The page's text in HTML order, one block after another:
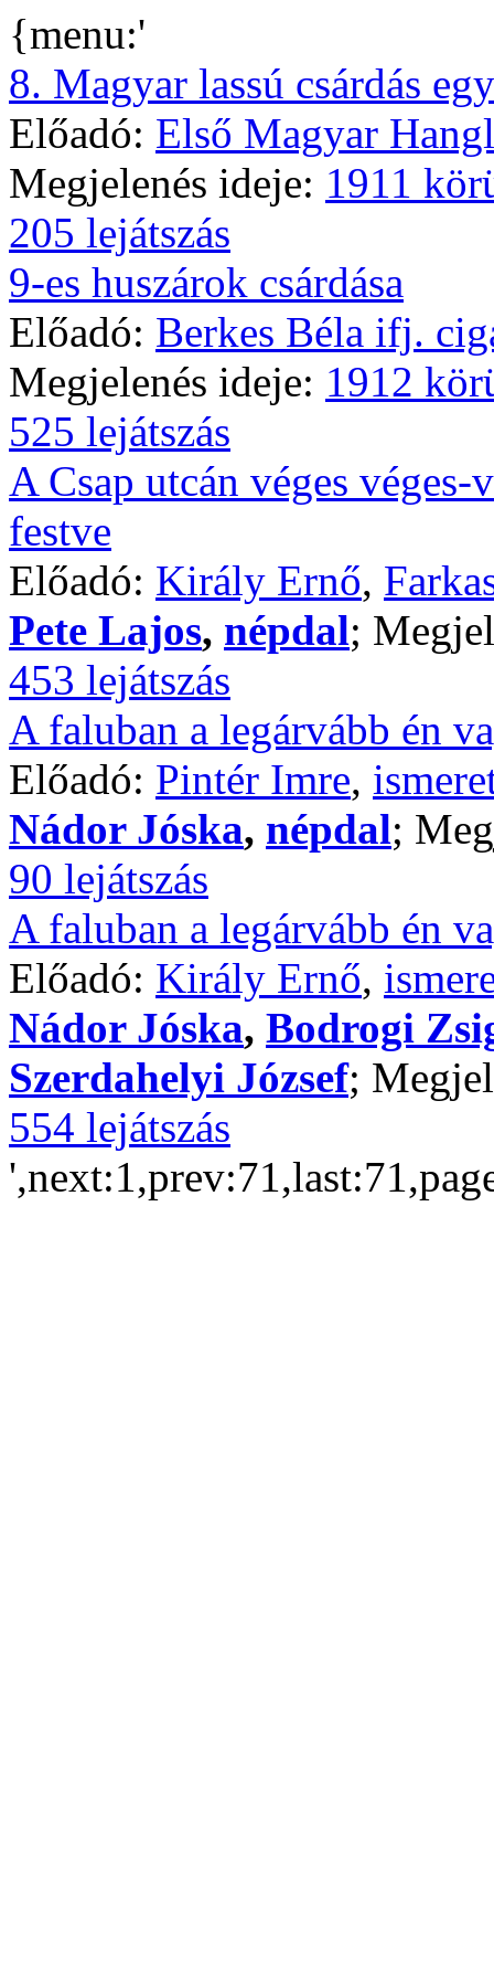
{menu:'
8. Magyar lassú csárdás
Előadó: Első Magyar
Megjelenés ideje: 1911
205 lejátszás
9-es huszárok csárdása
Előadó: Berkes Béla ifj.
Megjelenés ideje: 1912
525 lejátszás
A Csap utcán véges
festve
Előadó: Király Ernő,
Pete Lajos, népdal;
453 lejátszás
A faluban a legárvább én
Előadó: Pintér Imre,
Nádor Jóska, népdal;
90 lejátszás
A faluban a legárvább én
Előadó: Király Ernő,
Nádor Jóska, Bodrogi
Szerdahelyi József;
554 lejátszás